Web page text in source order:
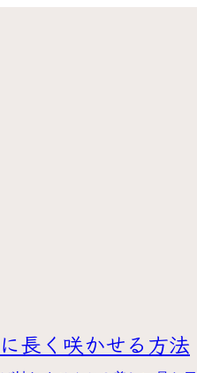
長く咲かせる方法